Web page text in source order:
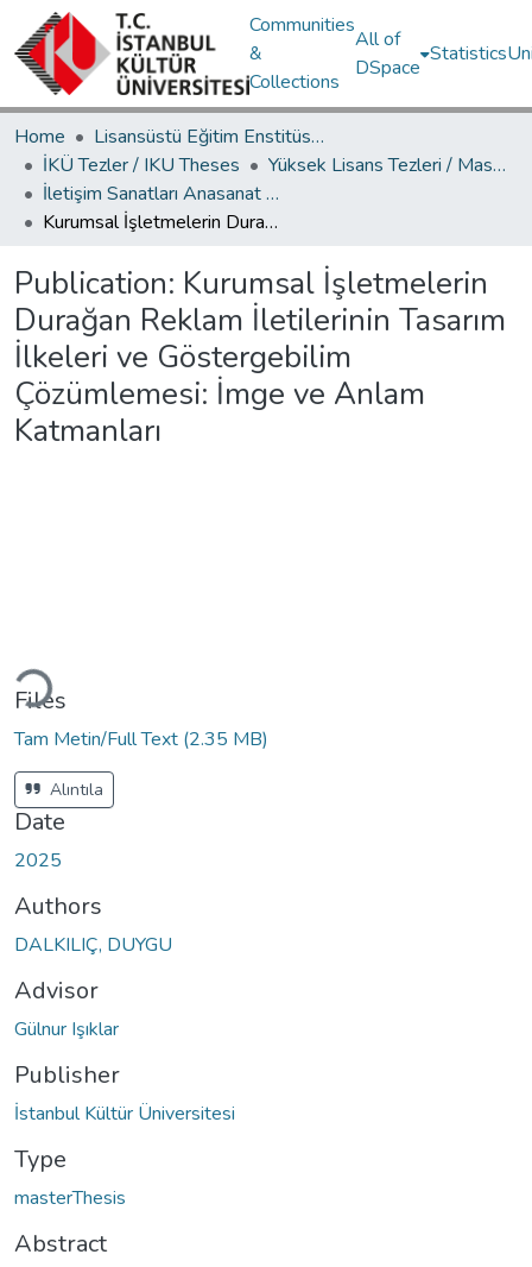
Communities
&
Collections
All of
DSpace
Statistics
Home
Lisansüstü Eğitim Enstitüsü / Postgraduate Education Institute
İKÜ Tezler / IKU Theses
Yüksek Lisans Tezleri / Master's Theses
İletişim Sanatları Anasanat Dalı / Communication Arts Department
Kurumsal İşletmelerin Durağan Reklam İletilerinin Tasarım İlkeleri ve Göstergebilim Çözümlemesi: İmge ve Anlam Katmanları
Publication: Kurumsal İşletmelerin
Durağan Reklam İletilerinin Tasarım
İlkeleri ve Göstergebilim
Çözümlemesi: İmge ve Anlam
Katmanları
Loading...
Files
Tam Metin/Full Text (2.35 MB)
Alıntıla
Date
2025
Authors
DALKILIÇ, DUYGU
Advisor
Gülnur Işıklar
Publisher
İstanbul Kültür Üniversitesi
Type
masterThesis
Abstract